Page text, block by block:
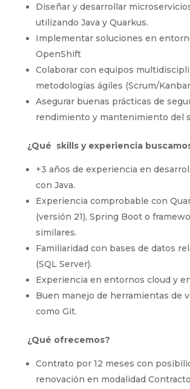
Diseñar y desarrollar
utilizando Java y Quarkus.
Implementar soluciones en
OpenShift
Colaborar con equipos
metodologías ágiles (Scrum/
Asegurar buenas prácticas de
rendimiento y mantenimiento del
¿Qué skills y experiencia
+3 años de experiencia en
con Java.
Experiencia comprobable con
(versión 21), Spring Boot o
similares.
Familiaridad con bases de datos
(SQL Server).
Experiencia en entornos cloud y
Buen manejo de herramientas de
como Git.
¿Qué ofrecemos?
Contrato por 12 meses con
renovación en modalidad